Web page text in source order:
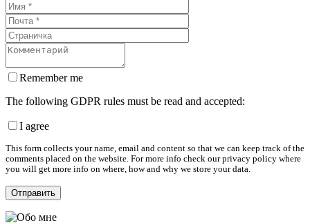
Remember me
The following GDPR rules must be read and accepted:
I agree
This form collects your name, email and content so that we can keep track of the
comments placed on the website. For more info check our privacy policy where
you will get more info on where, how and why we store your data.